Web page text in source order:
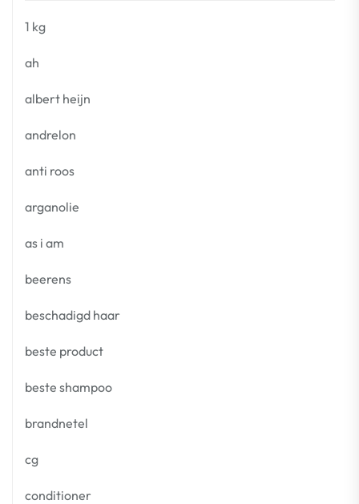
1 kg
ah
albert heijn
andrelon
anti roos
arganolie
as i am
beerens
beschadigd haar
beste product
beste shampoo
brandnetel
cg
conditioner